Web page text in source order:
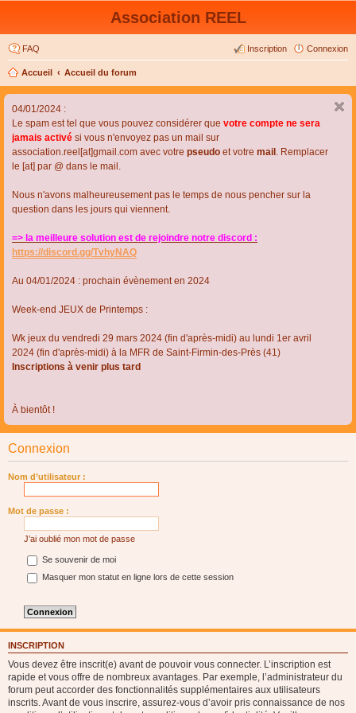
Association REEL
FAQ Connexion
Inscription
Accueil Accueil du forum
04/01/2024 :
Le spam est tel que vous pouvez considérer que votre compte ne sera
jamais activé si vous n'envoyez pas un mail sur
association.reel[at]gmail.com avec votre pseudo et votre mail . Remplacer
le [at] par @ dans le mail.
Nous n'avons malheureusement pas le temps de nous pencher sur la
question dans les jours qui viennent.
=> la meilleure solution est de rejoindre notre discord :
https://discord.gg/TvhyNAQ
Au 04/01/2024 : prochain évènement en 2024
Week-end JEUX de Printemps :
Wk jeux du vendredi 29 mars 2024 (fin d'après-midi) au lundi 1er avril
2024 (fin d'après-midi) à la MFR de Saint-Firmin-des-Près (41)
Inscriptions à venir plus tard
À bientôt !
Connexion
Nom d’utilisateur :
Mot de passe :
J’ai oublié mon mot de passe
Se souvenir de moi
Masquer mon statut en ligne lors de cette session
INSCRIPTION
Vous devez être inscrit(e) avant de pouvoir vous connecter. L’inscription est
rapide et vous offre de nombreux avantages. Par exemple, l’administrateur du
forum peut accorder des fonctionnalités supplémentaires aux utilisateurs
inscrits. Avant de vous inscrire, assurez-vous d’avoir pris connaissance de nos